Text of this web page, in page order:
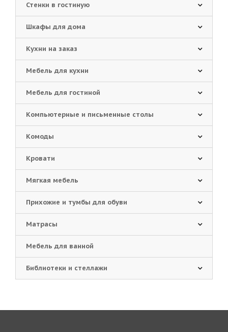
Стенки в гостиную
Шкафы для дома
Кухни на заказ
Мебель для кухни
Мебель для гостиной
Компьютерные и письменные столы
Комоды
Кровати
Мягкая мебель
Прихожие и тумбы для обуви
Матрасы
Мебель для ванной
Библиотеки и стеллажи